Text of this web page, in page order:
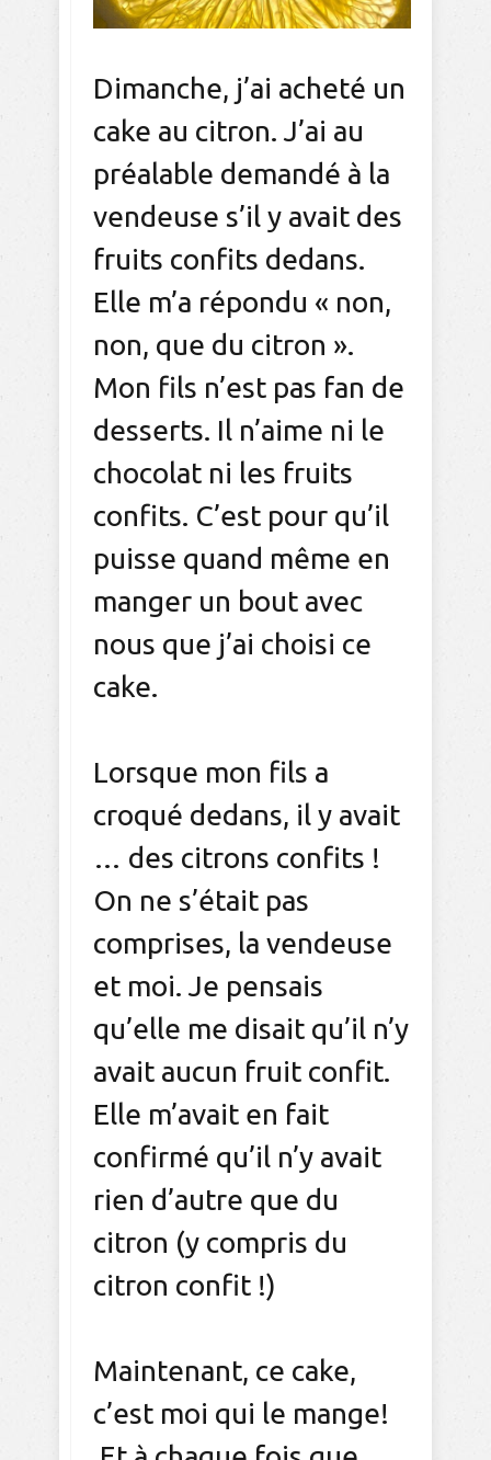
Dimanche, j’ai acheté un
cake au citron. J’ai au
préalable demandé à la
vendeuse s’il y avait des
fruits confits dedans.
Elle m’a répondu « non,
non, que du citron ».
Mon fils n’est pas fan de
desserts. Il n’aime ni le
chocolat ni les fruits
confits. C’est pour qu’il
puisse quand même en
manger un bout avec
nous que j’ai choisi ce
cake.
Lorsque mon fils a
croqué dedans, il y avait
… des citrons confits !
On ne s’était pas
comprises, la vendeuse
et moi. Je pensais
qu’elle me disait qu’il n’y
avait aucun fruit confit.
Elle m’avait en fait
confirmé qu’il n’y avait
rien d’autre que du
citron (y compris du
citron confit !)
Maintenant, ce cake,
c’est moi qui le mange!